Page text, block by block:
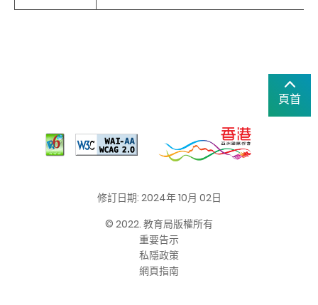
頁首
修訂日期: 2024年 10月 02日
© 2022. 教育局版權所有
重要告示
私隱政策
網頁指南